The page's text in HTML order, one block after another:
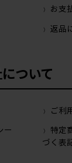
お支
返品
ついて
ご利
ー
特定
づく表